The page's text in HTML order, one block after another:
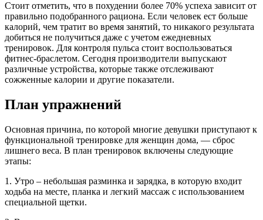
Стоит отметить, что в похудении более 70% успеха зависит от
правильно подобранного рациона. Если человек ест больше
калорий, чем тратит во время занятий, то никакого результата
добиться не получиться даже с учетом ежедневных
тренировок. Для контроля пульса стоит воспользоваться
фитнес-браслетом. Сегодня производители выпускают
различные устройства, которые также отслеживают
сожженные калории и другие показатели.
План упражнений
Основная причина, по которой многие девушки приступают к
функциональной тренировке для женщин дома, — сброс
лишнего веса. В план тренировок включены следующие
этапы:
1. Утро – небольшая разминка и зарядка, в которую входит
ходьба на месте, планка и легкий массаж с использованием
специальной щетки.